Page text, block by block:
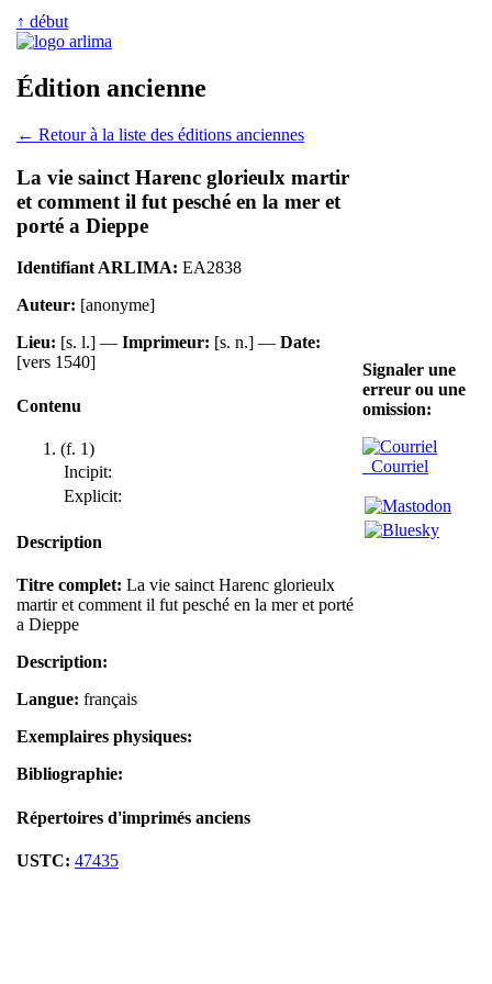
↑ début
Édition ancienne
← Retour à la liste des éditions anciennes
La vie sainct Harenc glorieulx martir
et comment il fut pesché en la mer et
porté a Dieppe
Identifiant ARLIMA: EA2838
Auteur: [anonyme]
Lieu: [s. l.] — Imprimeur: [s. n.] — Date:
[vers 1540]
Contenu
(f. 1)
Incipit:
Explicit:
Description
Titre complet: La vie sainct Harenc glorieulx
martir et comment il fut pesché en la mer et porté
a Dieppe
Description:
Langue: français
Exemplaires physiques:
Bibliographie:
Répertoires d'imprimés anciens
USTC: 47435
Signaler une
erreur ou une
omission:
Courriel